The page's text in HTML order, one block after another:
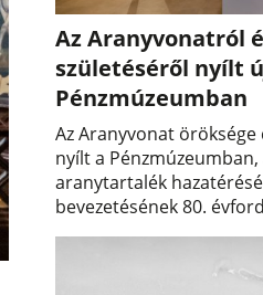
Az Aranyvonatról
születéséről nyílt
Pénzmúzeumban
Az Aranyvonat
nyílt a
aranytartalék
bevezetésének 80.